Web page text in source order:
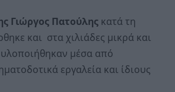
Γιώργος Πατούλης κατά τη
και στα χιλιάδες μικρά και
μέσα από
εργαλεία και ίδιους